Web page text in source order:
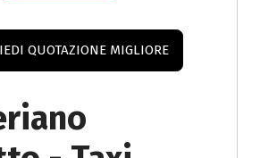
QUOTAZIONE MIGLIORE